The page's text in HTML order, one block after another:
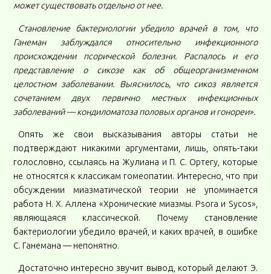
может существовать отдельно от нее.
Становление бактериологии убедило врачей в том, что
Ганеман заблуждался относительно инфекционного
происхождении псорической болезни. Распалось и его
представление о сикозе как об общеорганизменном
целостном заболевании. Выяснилось, что сикоз является
сочетанием двух первично местных инфекционных
заболеваний — кондиломатоза половых органов и гонореи».
Опять же свои высказывания авторы статьи не
подтверждают никакими аргументами, лишь, опять-таки
голословно, ссылаясь на Жулиана и П. С. Ортегу, которые
не относятся к классикам гомеопатии. Интересно, что при
обсуждении миазматической теории не упоминается
работа Н. Х. Аллена «Хронические миазмы. Psora и Sycos»,
являющаяся классической. Почему становление
бактериологии убедило врачей, и каких врачей, в ошибке
С. Ганемана — непонятно.
Достаточно интересно звучит вывод, который делают Э.